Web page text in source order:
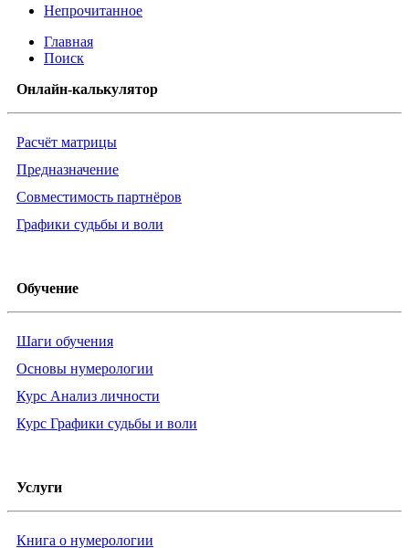
Непрочитанное
Главная
Поиск
Онлайн-калькулятор
Расчёт матрицы
Предназначение
Совместимость партнёров
Графики судьбы и воли
Обучение
Шаги обучения
Основы нумерологии
Курс Анализ личности
Курс Графики судьбы и воли
Услуги
Книга о нумерологии